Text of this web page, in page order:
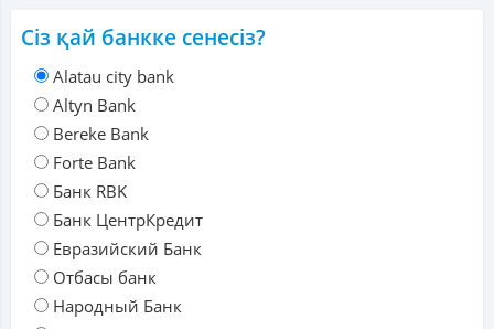
Сіз қай банкке сенесіз?
Alatau city bank
Altyn Bank
Bereke Bank
Forte Bank
Банк RBK
Банк ЦентрКредит
Евразийский Банк
Отбасы банк
Народный Банк